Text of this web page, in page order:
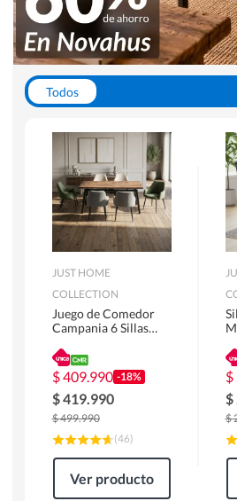
Todos
Escritorios y Sillas PC
Alfombras
JUST HOME
COLLECTION
Juego de Comedor
Campania 6 Sillas
180 x 90 x 76 cm
Café
$409.990 -18%
$419.990
$499.990
(46)
Ver producto
$
$
$